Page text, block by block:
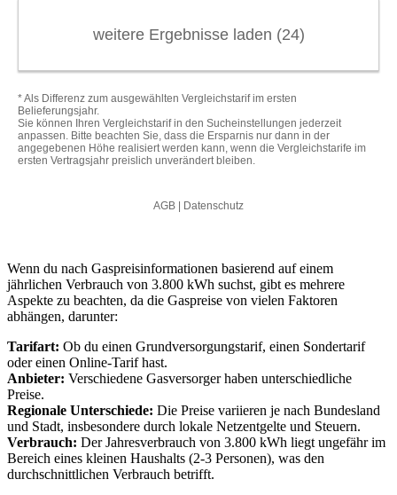
Wenn du nach Gaspreisinformationen basierend auf einem
jährlichen Verbrauch von 3.800 kWh suchst, gibt es mehrere
Aspekte zu beachten, da die Gaspreise von vielen Faktoren
abhängen, darunter:
Tarifart: Ob du einen Grundversorgungstarif, einen Sondertarif
oder einen Online-Tarif hast.
Anbieter: Verschiedene Gasversorger haben unterschiedliche
Preise.
Regionale Unterschiede: Die Preise variieren je nach Bundesland
und Stadt, insbesondere durch lokale Netzentgelte und Steuern.
Verbrauch: Der Jahresverbrauch von 3.800 kWh liegt ungefähr im
Bereich eines kleinen Haushalts (2-3 Personen), was den
durchschnittlichen Verbrauch betrifft.